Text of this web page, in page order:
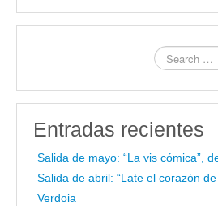
Entradas recientes
Salida de mayo: “La vis cómica”,
Salida de abril: “Late el corazón
Verdoia